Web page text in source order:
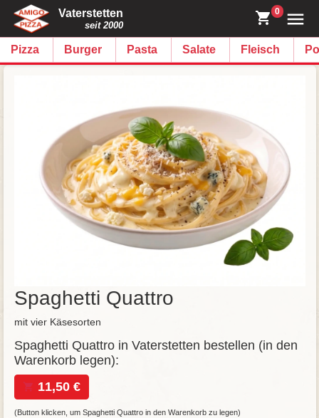
Vaterstetten
seit 2000
0
Pizza Burger Pasta Salate Fleisch
Spaghetti Quattro
mit vier Käsesorten
Spaghetti Quattro in Vaterstetten bestellen (in den
Warenkorb legen):
11,50 €
(Button klicken, um Spaghetti Quattro in den Warenkorb zu legen)